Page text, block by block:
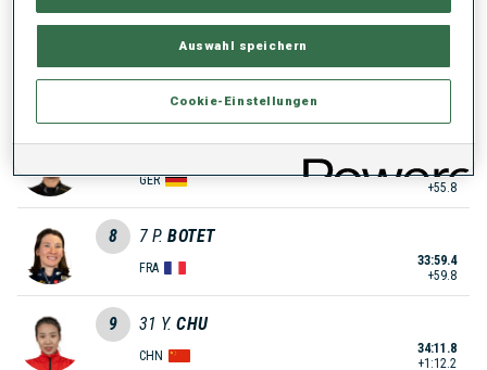
+52.3
33:53.2
7 29 J. KINK
GER
33:55.4
+55.8
8 7 P. BOTET
FRA
33:59.4
+59.8
9 31 Y. CHU
CHN
34:11.8
+1:12.2
Auswahl speichern
Cookie-Einstellungen